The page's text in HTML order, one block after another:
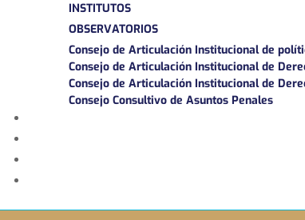
INSTITUTOS
OBSERVATORIOS
Consejo de Articulación Institucional de
Consejo de Articulación Institucional de
Consejo de Articulación Institucional de
Consejo Consultivo de Asuntos Penales